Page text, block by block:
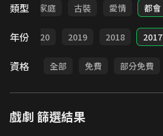
類型
校園 家庭 古裝 愛情 都會
年份 2020 2019 2018 2017
資格 全部 免費 部分免費
戲劇 篩選結果